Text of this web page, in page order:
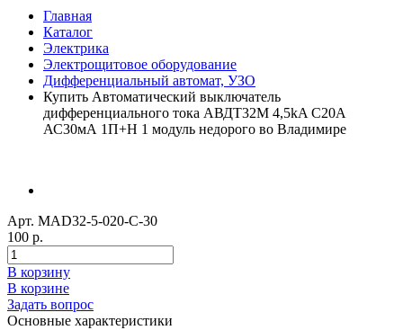
Главная
Каталог
Электрика
Электрощитовое оборудование
Дифференциальный автомат, УЗО
Купить Автоматический выключатель
дифференциального тока АВДТ32М 4,5kA С20А
АС30мА 1П+Н 1 модуль недорого во Владимире
Арт. MAD32-5-020-C-30
100 р.
В корзину
В корзине
Задать вопрос
Основные характеристики